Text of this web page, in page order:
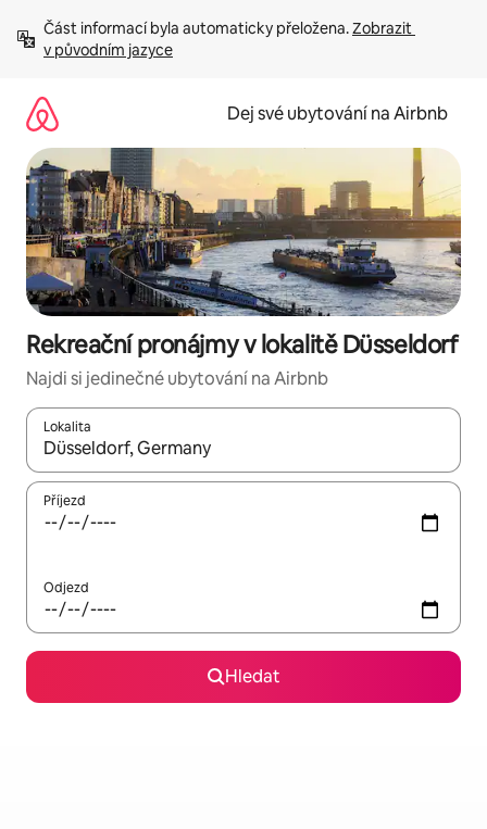
obsah
Část informací byla automaticky přeložena. Zobrazit
v původním jazyce
Dej své ubytování na Airbnb
Rekreační pronájmy v lokalitě Düsseldorf
Najdi si jedinečné ubytování na Airbnb
Lokalita
Až budou výsledky k dispozici, můžeš si je procházet pomocí
Příjezd
Odjezd
Hledat